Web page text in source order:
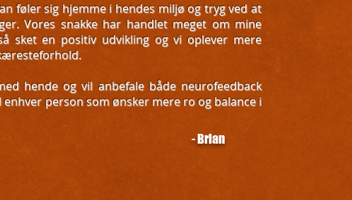
føler sig hjemme i hendes miljø og tryg ved at
Vores snakke har handlet meget om mine
sket en positiv udvikling og vi oplever mere
hende og vil anbefale både neurofeedback
person som ønsker mere ro og balance i
- Brian